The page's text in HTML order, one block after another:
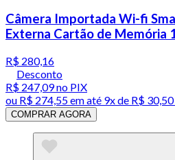
Câmera Importada Wi-fi
Externa Cartão de Memória
R$ 280,16
Desconto
R$ 247,09no PIX
ou R$ 274,55em até 9x de R$
COMPRAR AGORA